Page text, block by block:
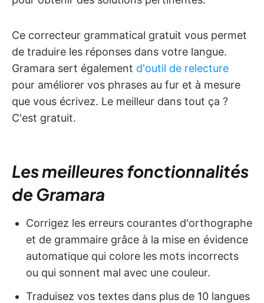
Ce correcteur grammatical gratuit vous permet
de traduire les réponses dans votre langue.
Gramara sert également d'outil de relecture
pour améliorer vos phrases au fur et à mesure
que vous écrivez. Le meilleur dans tout ça ?
C'est gratuit.
Les meilleures fonctionnalités
de Gramara
Corrigez les erreurs courantes d'orthographe
et de grammaire grâce à la mise en évidence
automatique qui colore les mots incorrects
ou qui sonnent mal avec une couleur.
Traduisez vos textes dans plus de 10 langues